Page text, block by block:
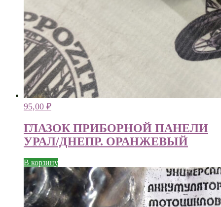
95,00 ₽
ГЛАЗОК ПРИБОРНОЙ ПАНЕЛИ
УРАЛ/ДНЕПР. ОРАНЖЕВЫЙ
В корзину